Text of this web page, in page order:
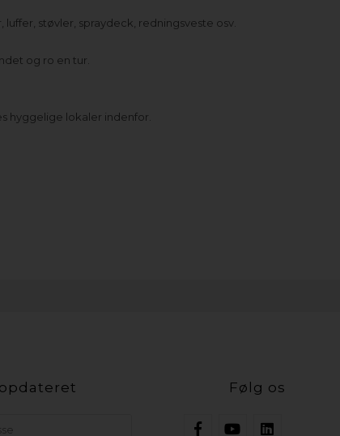
støvler, spraydeck, redningsveste osv.
og ro en tur.
hyggelige lokaler indenfor.
Følg os